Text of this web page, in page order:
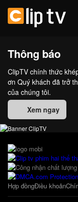
Thông báo
ClipTV chính thức
ơn Quý khách đã trở
của chúng tôi.
Xem ngay
Hợp đồngĐiều khoản